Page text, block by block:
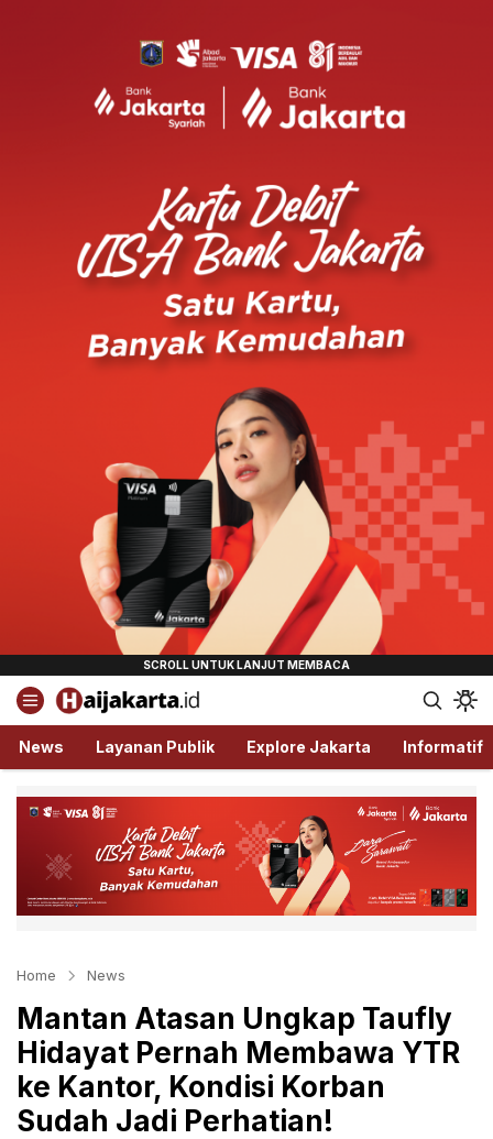
Haijakarta.id
Semua Tentang Jakarta Ada Disini!
News Layanan Publik Explore Jakarta Informatif
Home News
Mantan Atasan Ungkap Taufly
Hidayat Pernah Membawa YTR
ke Kantor, Kondisi Korban
Sudah Jadi Perhatian!